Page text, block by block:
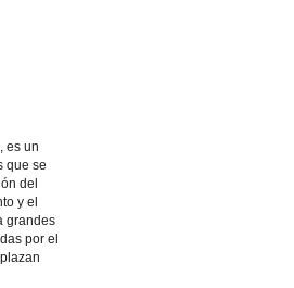
es un
que se
del
y el
grandes
por el